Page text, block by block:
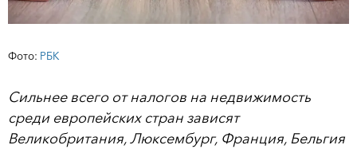
Фото: РБК
Сильнее всего от налогов на недвижимость
среди европейских стран зависят
Великобритания, Люксембург, Франция, Бельгия